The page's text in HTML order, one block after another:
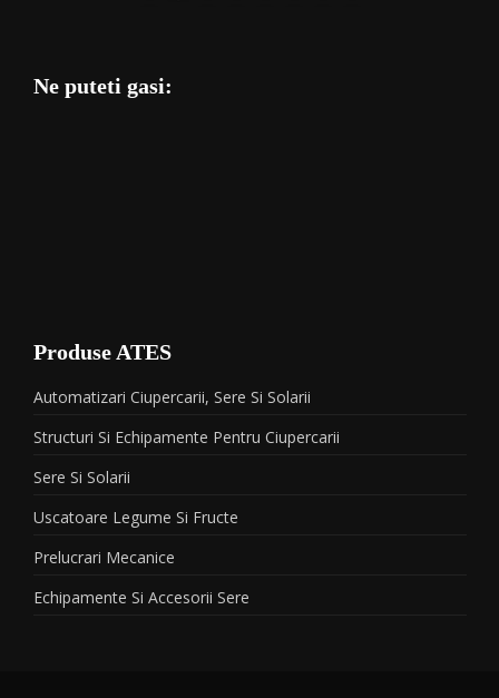
Ne puteti gasi:
Produse ATES
Automatizari Ciupercarii, Sere Si Solarii
Structuri Si Echipamente Pentru Ciupercarii
Sere Si Solarii
Uscatoare Legume Si Fructe
Prelucrari Mecanice
Echipamente Si Accesorii Sere